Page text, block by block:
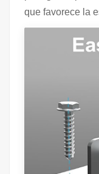
que favorece la